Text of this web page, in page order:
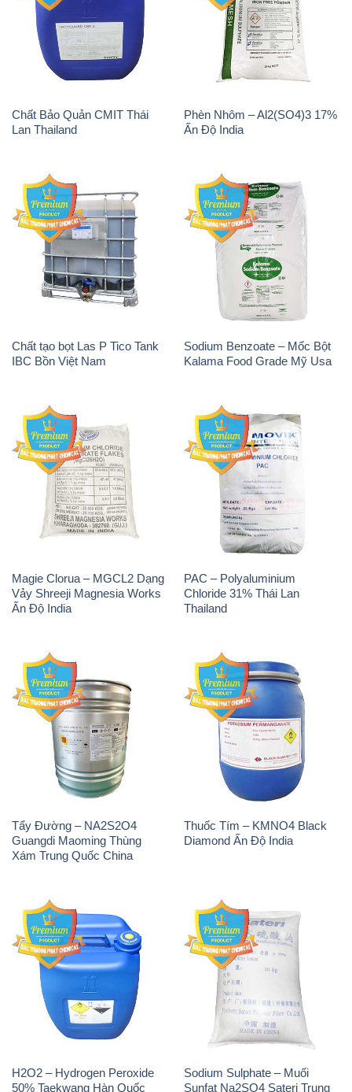
Chất Bảo Quản CMIT Thái
Lan Thailand
Phèn Nhôm – Al2(SO4)3 17%
Ấn Độ India
Chất tạo bọt Las P Tico Tank
IBC Bồn Việt Nam
Sodium Benzoate – Mốc Bột
Kalama Food Grade Mỹ Usa
Magie Clorua – MGCL2 Dạng
Vảy Shreeji Magnesia Works
Ấn Độ India
PAC – Polyaluminium
Chloride 31% Thái Lan
Thailand
Tẩy Đường – NA2S2O4
Guangdi Maoming Thùng
Xám Trung Quốc China
Thuốc Tím – KMNO4 Black
Diamond Ấn Độ India
H2O2 – Hydrogen Peroxide
50% Taekwang Hàn Quốc
Sodium Sulphate – Muối
Sunfat Na2SO4 Sateri Trung